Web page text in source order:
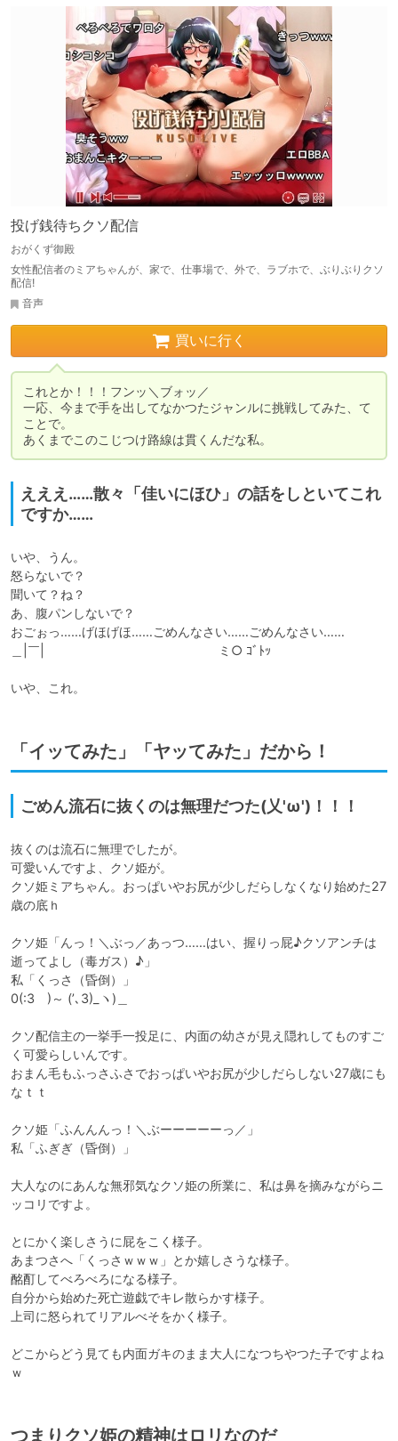
投げ銭待ちクソ配信
おがくず御殿
女性配信者のミアちゃんが、家で、仕事場で、外で、ラブホで、ぶりぶりクソ
配信!
音声
買いに行く
これとか！！！フンッ＼ブォッ／
一応、今まで手を出してなかつたジャンルに挑戦してみた、て
ことで。
あくまでこのこじつけ路線は貫くんだな私。
えええ……散々「佳いにほひ」の話をしといてこれ
ですか……
いや、うん。
怒らないで？
聞いて？ね？
あ、腹パンしないで？
おごぉっ……げほげほ……ごめんなさい……ごめんなさい……
＿|￣|　　　　　　　　　　　　　　ミ○ ｺﾞﾄｯ
いや、これ。
「イッてみた」「ヤッてみた」だから！
ごめん流石に抜くのは無理だつた(乂'ω')！！！
抜くのは流石に無理でしたが。
可愛いんですよ、クソ姫が。
クソ姫ミアちゃん。おっぱいやお尻が少しだらしなくなり始めた27
歳の底ｈ
クソ姫「んっ！＼ぶっ／あっつ……はい、握りっ屁♪クソアンチは
逝ってよし（毒ガス）♪」
私「くっさ（昏倒）」
0(:3　)～ (’､3)_ヽ)＿
クソ配信主の一挙手一投足に、内面の幼さが見え隠れしてものすご
く可愛らしいんです。
おまん毛もふっさふさでおっぱいやお尻が少しだらしない27歳にも
なｔｔ
クソ姫「ふんんんっ！＼ぶーーーーーっ／」
私「ふぎぎ（昏倒）」
大人なのにあんな無邪気なクソ姫の所業に、私は鼻を摘みながらニ
ッコリですよ。
とにかく楽しさうに屁をこく様子。
あまつさへ「くっさｗｗｗ」とか嬉しさうな様子。
酩酊してべろべろになる様子。
自分から始めた死亡遊戯でキレ散らかす様子。
上司に怒られてリアルべそをかく様子。
どこからどう見ても内面ガキのまま大人になつちやつた子ですよね
つまりクソ姫の精神はロリなのだ